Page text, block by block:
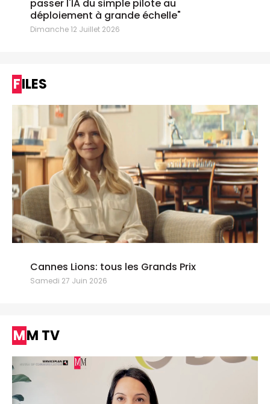
passer l'IA du simple pilote au
déploiement à grande échelle"
Dimanche 12 Juillet 2026
FILES
Cannes Lions: tous les Grands Prix
Samedi 27 Juin 2026
MM TV